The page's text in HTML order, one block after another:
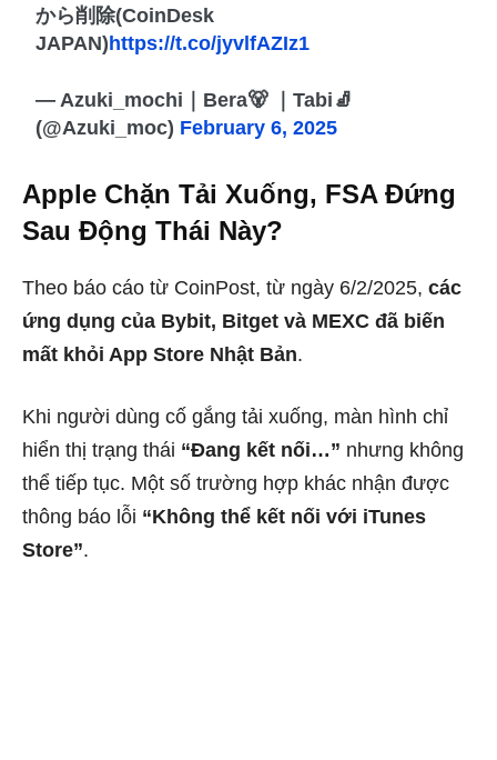
から削除(CoinDesk
JAPAN)https://t.co/jyvlfAZIz1
— Azuki_mochi｜Bera🐻 ｜Tabi🧦
(@Azuki_moc) February 6, 2025
Apple Chặn Tải Xuống, FSA Đứng
Sau Động Thái Này?
Theo báo cáo từ CoinPost, từ ngày 6/2/2025, các
ứng dụng của Bybit, Bitget và MEXC đã biến
mất khỏi App Store Nhật Bản.
Khi người dùng cố gắng tải xuống, màn hình chỉ
hiển thị trạng thái “Đang kết nối…” nhưng không
thể tiếp tục. Một số trường hợp khác nhận được
thông báo lỗi “Không thể kết nối với iTunes
Store”.